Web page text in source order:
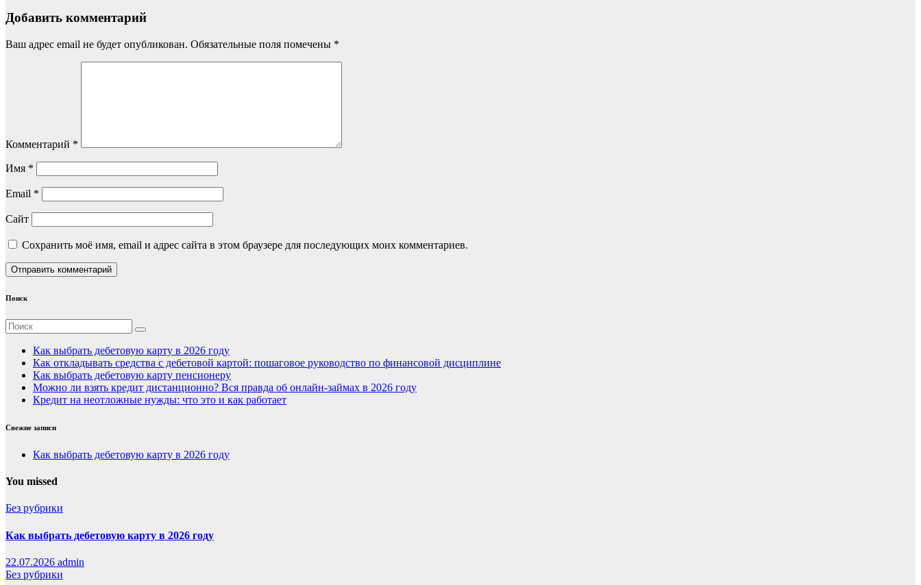
Добавить комментарий
Ваш адрес email не будет опубликован. Обязательные поля помечены *
Комментарий *
Имя *
Email *
Сайт
Сохранить моё имя, email и адрес сайта в этом браузере для последующих моих комментариев.
Поиск
Как выбрать дебетовую карту в 2026 году
Как откладывать средства с дебетовой картой: пошаговое руководство по финансовой дисциплине
Как выбрать дебетовую карту пенсионеру
Можно ли взять кредит дистанционно? Вся правда об онлайн-займах в 2026 году
Кредит на неотложные нужды: что это и как работает
Свежие записи
Как выбрать дебетовую карту в 2026 году
You missed
Без рубрики
Как выбрать дебетовую карту в 2026 году
22.07.2026 admin
Без рубрики